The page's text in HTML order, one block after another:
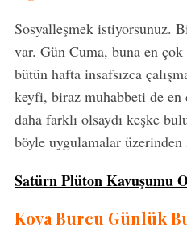
Sosyalleşmek istiyorsunuz.
var. Gün Cuma, buna en
bütün hafta insafsızca
keyfi, biraz muhabbeti de
daha farklı olsaydı keşke
böyle uygulamalar üzerinden
Satürn Plüton Kavuşumu
Kova Burcu Günlük